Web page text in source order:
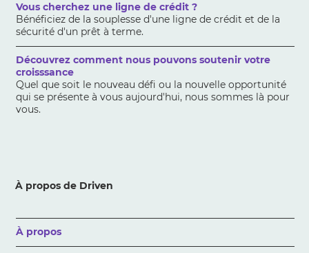
Vous cherchez une ligne de crédit ?
Bénéficiez de la souplesse d'une ligne de crédit et de la
sécurité d'un prêt à terme.
Découvrez comment nous pouvons soutenir votre
croisssance
Quel que soit le nouveau défi ou la nouvelle opportunité
qui se présente à vous aujourd'hui, nous sommes là pour
vous.
À propos de Driven
À propos